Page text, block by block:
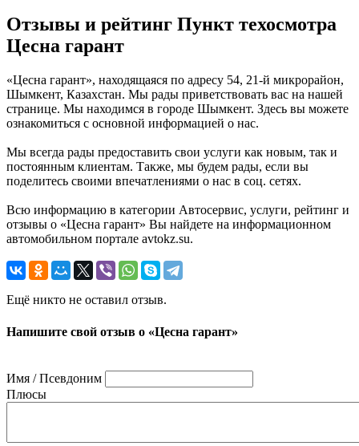
Отзывы и рейтинг Пункт техосмотра
Цесна гарант
«Цесна гарант», находящаяся по адресу 54, 21-й микрорайон,
Шымкент, Казахстан. Мы рады приветствовать вас на нашей
странице. Мы находимся в городе Шымкент. Здесь вы можете
ознакомиться с основной информацией о нас.
Мы всегда рады предоставить свои услуги как новым, так и
постоянным клиентам. Также, мы будем рады, если вы
поделитесь своими впечатлениями о нас в соц. сетях.
Всю информацию в категории Автосервис, услуги, рейтинг и
отзывы о «Цесна гарант» Вы найдете на информационном
автомобильном портале avtokz.su.
Ещё никто не оставил отзыв.
Напишите свой отзыв о «Цесна гарант»
Имя / Псевдоним
Плюсы